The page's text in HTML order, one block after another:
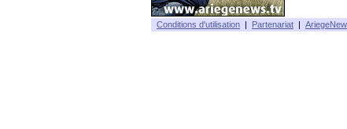
Conditions d'utilisation | Partenariat |